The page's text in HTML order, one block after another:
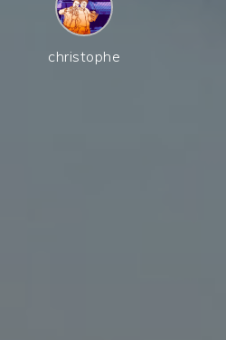
christophe